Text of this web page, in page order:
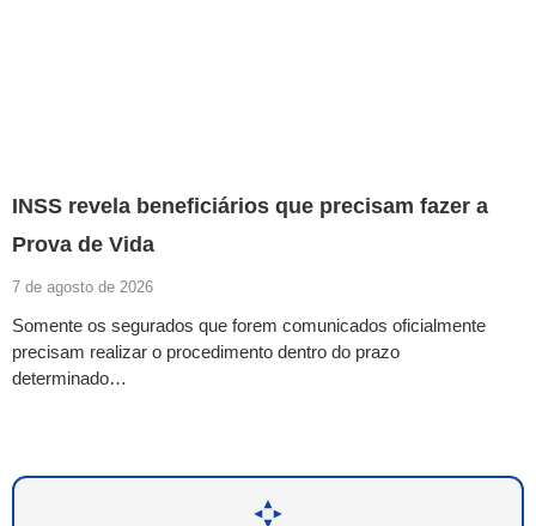
INSS revela beneficiários que precisam fazer a
Prova de Vida
7 de agosto de 2026
Somente os segurados que forem comunicados oficialmente
precisam realizar o procedimento dentro do prazo
determinado…